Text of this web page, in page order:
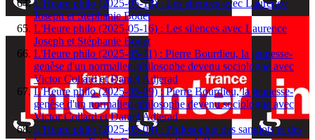
L'Heure philo (2025-05-18) : Les silences avec Laurence
Joseph et Stéphanie Bodet
L'Heure philo (2025-05-16) : Les silences avec Laurence
Joseph et Stéphanie Bodet
L'Heure philo (2025-05-11) : Pierre Bourdieu, la jeunesse-
genèse d'un normalien-philosophe devenu sociologue avec
Victor Collard et Daniel Adjerad
L'Heure philo (2025-05-09) : Pierre Bourdieu, la jeunesse-
genèse d'un normalien-philosophe devenu sociologue avec
Victor Collard et Daniel Adjerad
L'Heure philo (2025-05-04) : Philosophie des sanglots et des